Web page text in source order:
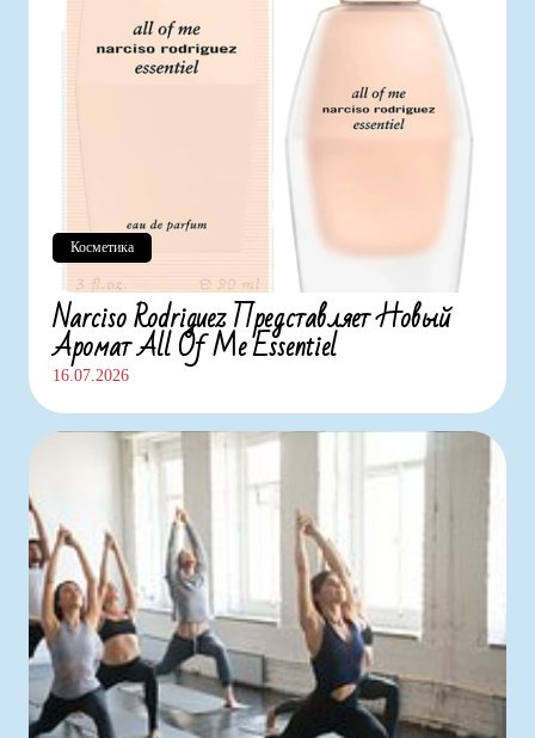
Narciso Rodriguez Представляет Новый
Аромат All Of Me Essentiel
16.07.2026
Косметика